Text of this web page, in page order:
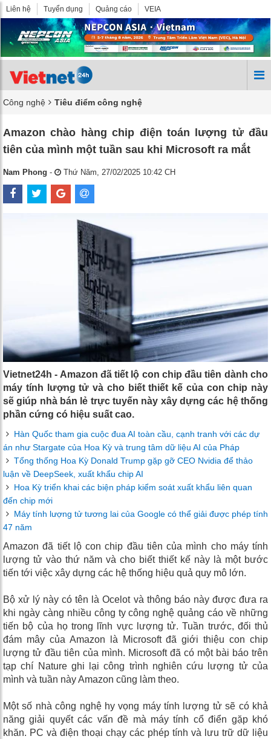
Liên hệ Tuyển dụng Quảng cáo VEIA
Công nghệ Tiêu điểm công nghệ
Amazon chào hàng chip điện toán lượng tử đầu
tiên của mình một tuần sau khi Microsoft ra mắt
Nam Phong - Thứ Năm, 27/02/2025 10:42 CH
Vietnet24h - Amazon đã tiết lộ con chip đầu tiên dành cho
máy tính lượng tử và cho biết thiết kế của con chip này
sẽ giúp nhà bán lẻ trực tuyến này xây dựng các hệ thống
phần cứng có hiệu suất cao.
Hàn Quốc tham gia cuộc đua AI toàn cầu, cạnh tranh với các dự
án như Stargate của Hoa Kỳ và trung tâm dữ liệu AI của Pháp
Tổng thống Hoa Kỳ Donald Trump gặp gỡ CEO Nvidia để thảo
luận về DeepSeek, xuất khẩu chip AI
Hoa Kỳ triển khai các biện pháp kiểm soát xuất khẩu liên quan
đến chip mới
Máy tính lượng tử tương lai của Google có thể giải được phép tính
47 năm
Amazon đã tiết lộ con chip đầu tiên của mình cho máy tính
lượng tử vào thứ năm và cho biết thiết kế này là một bước
tiến tới việc xây dựng các hệ thống hiệu quả quy mô lớn.
Bộ xử lý này có tên là Ocelot và thông báo này được đưa ra
khi ngày càng nhiều công ty công nghệ quảng cáo về những
tiến bộ của họ trong lĩnh vực lượng tử. Tuần trước, đối thủ
đám mây của Amazon là Microsoft đã giới thiệu con chip
lượng tử đầu tiên của mình. Microsoft đã có một bài báo trên
tạp chí Nature ghi lại công trình nghiên cứu lượng tử của
mình và tuần này Amazon cũng làm theo.
Một số nhà công nghệ hy vọng máy tính lượng tử sẽ có khả
năng giải quyết các vấn đề mà máy tính cổ điển gặp khó
khăn. PC và điện thoại chạy các phép tính và lưu trữ dữ liệu